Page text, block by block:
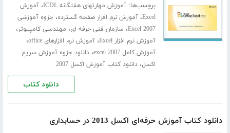
برچسب‌ها:آموزش مهارتهای هفتگانه ICDL ،آموزش
Excel،آموزش نرم افزار صفحه گسترده، جزوه آموزشی
Excel 2007، سازمان فنی حرفه ای، مهندسی کامپیوتر،
آموزش نرم افزار Excel ،آموزش نرم افزارهای office ،
آموزش کامل excel 2007 ،دانلود جزوه آموزش سریع
اکسل،دانلود کتاب آموزش اکسل 2007
دانلود کتاب
دانلود کتاب آموزش حرفه‌ای اکسل 2013 در حسابداری